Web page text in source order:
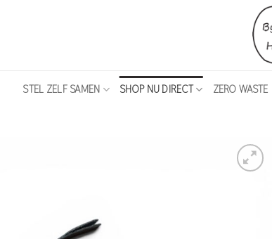
STEL ZELF SAMEN SHOP NU DIRECT ZERO WASTE